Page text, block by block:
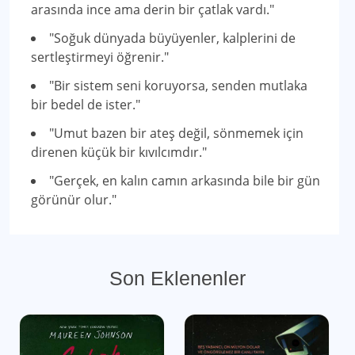
arasında ince ama derin bir çatlak vardı."
"Soğuk dünyada büyüyenler, kalplerini de
sertleştirmeyi öğrenir."
"Bir sistem seni koruyorsa, senden mutlaka
bir bedel de ister."
"Umut bazen bir ateş değil, sönmemek için
direnen küçük bir kıvılcımdır."
"Gerçek, en kalın camın arkasında bile bir gün
görünür olur."
Son Eklenenler